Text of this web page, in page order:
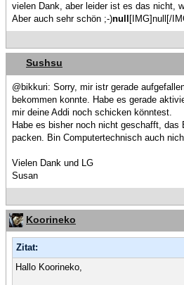
vielen Dank, aber leider ist es das nicht,
Aber auch sehr schön ;-)null [IMG]null[/
Sushsu
@bikkuri: Sorry, mir istr gerade
bekommen konnte. Habe es gerade
mir deine Addi noch schicken könntest.
Habe es bisher noch nicht geschafft, das
packen. Bin Computertechnisch auch
Vielen Dank und LG
Susan
Koorineko
Zitat:
Hallo Koorineko,